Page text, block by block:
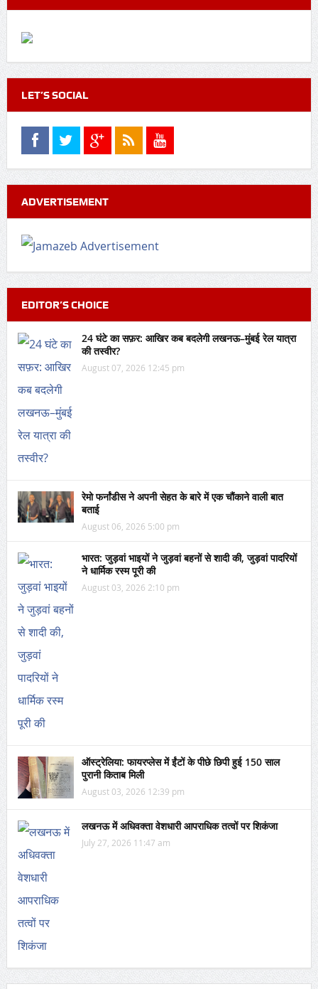
LET’S SOCIAL
ADVERTISEMENT
EDITOR’S CHOICE
24 घंटे का सफ़र: आखिर कब बदलेगी लखनऊ–मुंबई रेल यात्रा
की तस्वीर?
August 07, 2026 12:45 pm
रेमो फर्नांडीस ने अपनी सेहत के बारे में एक चौंकाने वाली बात
बताई
August 06, 2026 5:00 pm
भारत: जुड़वां भाइयों ने जुड़वां बहनों से शादी की, जुड़वां पादरियों
ने धार्मिक रस्म पूरी की
August 03, 2026 2:10 pm
ऑस्ट्रेलिया: फायरप्लेस में ईंटों के पीछे छिपी हुई 150 साल
पुरानी किताब मिली
August 03, 2026 12:39 pm
लखनऊ में अधिवक्ता वेशधारी आपराधिक तत्वों पर शिकंजा
July 27, 2026 11:47 am